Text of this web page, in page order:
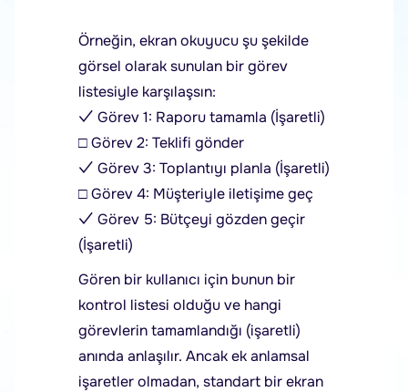
Örneğin, ekran okuyucu şu şekilde
görsel olarak sunulan bir görev
listesiyle karşılaşsın:
✓ Görev 1: Raporu tamamla (İşaretli)
□ Görev 2: Teklifi gönder
✓ Görev 3: Toplantıyı planla (İşaretli)
□ Görev 4: Müşteriyle iletişime geç
✓ Görev 5: Bütçeyi gözden geçir
(İşaretli)
Gören bir kullanıcı için bunun bir
kontrol listesi olduğu ve hangi
görevlerin tamamlandığı (işaretli)
anında anlaşılır. Ancak ek anlamsal
işaretler olmadan, standart bir ekran